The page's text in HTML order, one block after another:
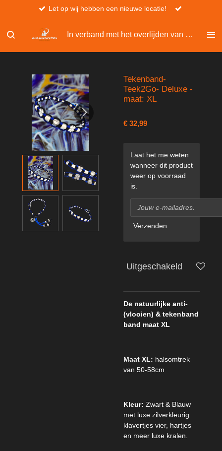
naar
hoofdinhoud
In verband met het overlijden van Christel, kan er niet besteld worden via de website.
Let op wij hebben een nieuwe locatie!
Tekenband-
Teek2Go- Deluxe -
maat: XL
€ 32,99
Laat het me weten
wanneer dit product
weer op voorraad
is.
Verzenden
Uitgeschakeld
De natuurlijke anti-
(vlooien) & tekenband
band maat XL
Maat XL: halsomtrek
van 50-58cm
Kleur: Zwart & Blauw
met luxe zilverkleurig
klavertjes vier, hartjes
en meer luxe kralen.